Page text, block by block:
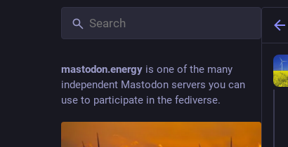
mastodon.energy is one of the many
independent Mastodon servers you can
use to participate in the fediverse.